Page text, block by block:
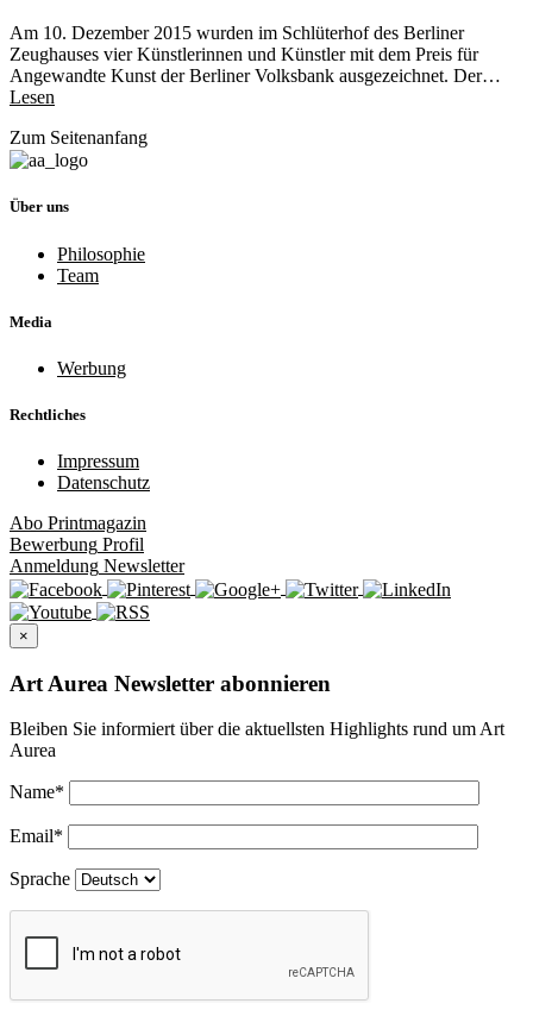
Am 10. Dezember 2015 wurden im Schlüterhof des Berliner
Zeughauses vier Künstlerinnen und Künstler mit dem Preis für
Angewandte Kunst der Berliner Volksbank ausgezeichnet. Der…
Lesen
Zum Seitenanfang
Über uns
Philosophie
Team
Media
Werbung
Rechtliches
Impressum
Datenschutz
Abo Printmagazin
Bewerbung Profil
Anmeldung Newsletter
×
Art Aurea Newsletter abonnieren
Bleiben Sie informiert über die aktuellsten Highlights rund um Art
Aurea
Name*
Email*
Sprache